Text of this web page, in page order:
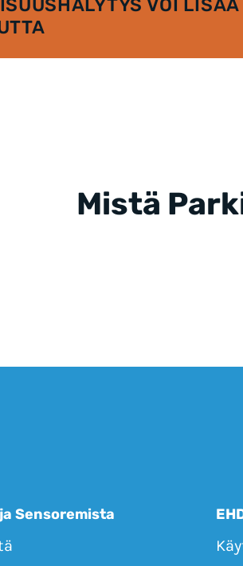
VOI LISÄÄ
Mistä
Sensoremista